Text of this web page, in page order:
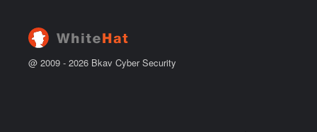
@ 2009 - 2026 Bkav Cyber Security